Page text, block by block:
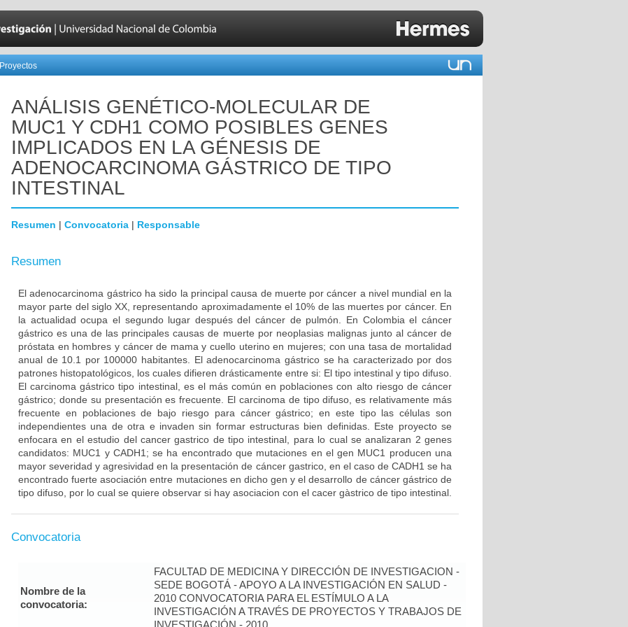
Proyectos
ANÁLISIS GENÉTICO-MOLECULAR DE
MUC1 Y CDH1 COMO POSIBLES GENES
IMPLICADOS EN LA GÉNESIS DE
ADENOCARCINOMA GÁSTRICO DE TIPO
INTESTINAL
Resumen | Convocatoria | Responsable
Resumen
El adenocarcinoma gástrico ha sido la principal causa de muerte por cáncer a nivel mundial en la
mayor parte del siglo XX, representando aproximadamente el 10% de las muertes por cáncer. En
la actualidad ocupa el segundo lugar después del cáncer de pulmón. En Colombia el cáncer
gástrico es una de las principales causas de muerte por neoplasias malignas junto al cáncer de
próstata en hombres y cáncer de mama y cuello uterino en mujeres; con una tasa de mortalidad
anual de 10.1 por 100000 habitantes. El adenocarcinoma gástrico se ha caracterizado por dos
patrones histopatológicos, los cuales difieren drásticamente entre si: El tipo intestinal y tipo difuso.
El carcinoma gástrico tipo intestinal, es el más común en poblaciones con alto riesgo de cáncer
gástrico; donde su presentación es frecuente. El carcinoma de tipo difuso, es relativamente más
frecuente en poblaciones de bajo riesgo para cáncer gástrico; en este tipo las células son
independientes una de otra e invaden sin formar estructuras bien definidas. Este proyecto se
enfocara en el estudio del cancer gastrico de tipo intestinal, para lo cual se analizaran 2 genes
candidatos: MUC1 y CADH1; se ha encontrado que mutaciones en el gen MUC1 producen una
mayor severidad y agresividad en la presentación de cáncer gastrico, en el caso de CADH1 se ha
encontrado fuerte asociación entre mutaciones en dicho gen y el desarrollo de cáncer gástrico de
tipo difuso, por lo cual se quiere observar si hay asociacion con el cacer gàstrico de tipo intestinal.
Convocatoria
Nombre de la
convocatoria:
FACULTAD DE MEDICINA Y DIRECCIÓN DE INVESTIGACION -
SEDE BOGOTÁ - APOYO A LA INVESTIGACIÓN EN SALUD -
2010 CONVOCATORIA PARA EL ESTÍMULO A LA
INVESTIGACIÓN A TRAVÉS DE PROYECTOS Y TRABAJOS DE
INVESTIGACIÓN - 2010